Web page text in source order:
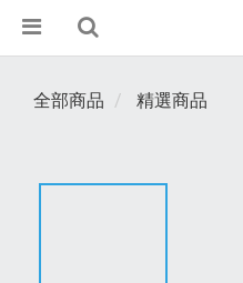
全部商品 精選商品